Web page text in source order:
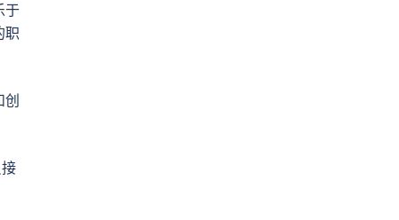
于
职